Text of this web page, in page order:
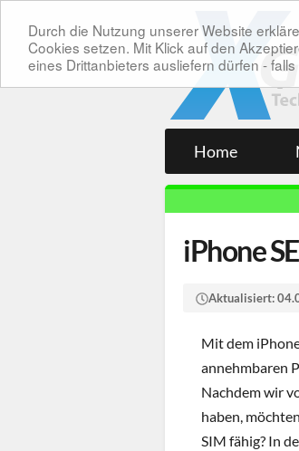
Durch die Nutzung unserer Website
Cookies setzen. Mit Klick auf den
eines Drittanbieters ausliefern dürfen -
Home
iPhone
Aktualisiert:
Mit dem
annehmbaren
Nachdem wir
haben,
SIM fähig? In